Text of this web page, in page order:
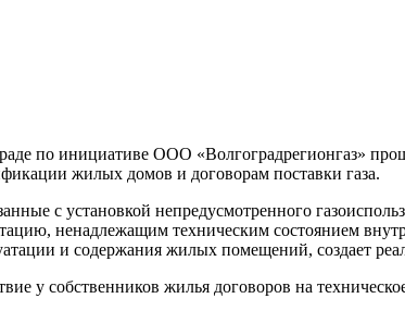
по инициативе ООО «Волгоградрегионгаз»
жилых домов и договорам поставки газа.
с установкой непредусмотренного
ненадлежащим техническим состоянием
и содержания жилых помещений, создает
у собственников жилья договоров на